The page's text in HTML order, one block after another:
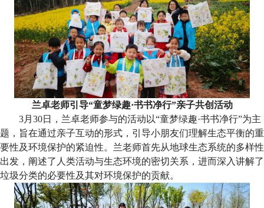
兰卓老师引导“童梦绿趣·书书净行”亲子共创活动
3月 30日，兰卓老师参与的活动以“童梦绿趣·书书净行”为主
题，旨在通过亲子互动的形式，引导小朋友们理解生态平衡的重
要性及环境保护的紧迫性。兰老师首先从地球生态系统的多样性
出发，阐述了人类活动与生态环境的密切关系，进而深入讲解了
垃圾分类的必要性及其对环境保护的贡献。